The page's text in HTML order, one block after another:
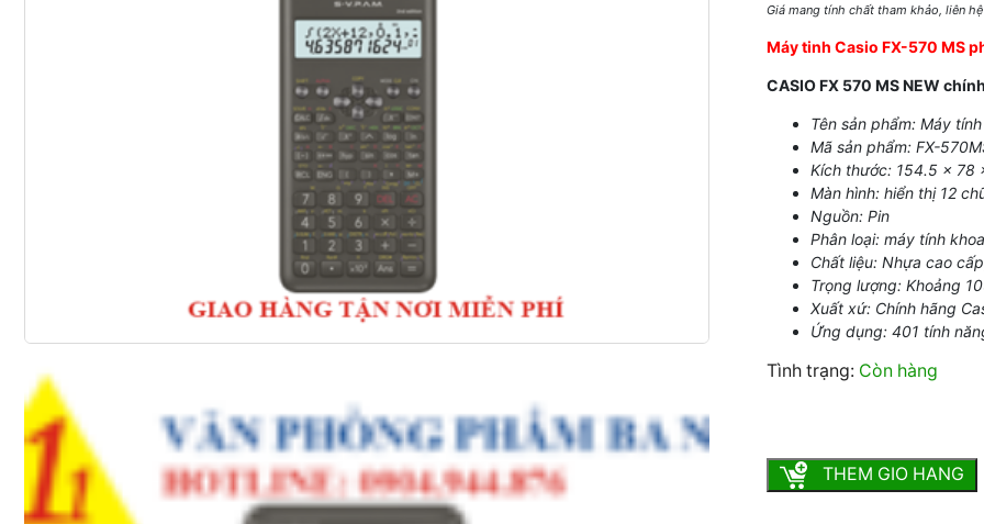
Giá mang tính chất tham khảo, liên
Máy tinh Casio FX-570 MS
CASIO FX 570 MS NEW
Tên sản phẩm: Máy
Mã sản phẩm: FX-
Kích thước: 154.5 x 78
Màn hình: hiển thị 12
Nguồn: Pin
Phân loại: máy tính
Chất liệu: Nhựa cao
Trọng lượng: Khoảng
Xuất xứ: Chính hãng
Ứng dụng: 401 tính
Tình trạng: Còn hàng
THEM GIO HANG